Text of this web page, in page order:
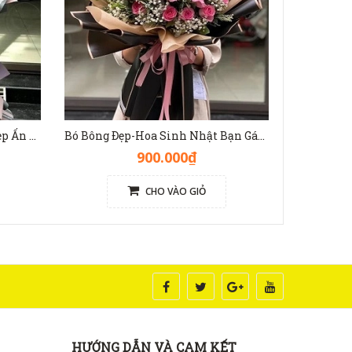
Bó Hoa Baby Tím Khổng Lồ Đẹp Ấn Tượng [Hoa Nhập Khẩu] - HB1137 Bó Bông Đẹp-Hoa Sinh Nhật Bạn Gái, Chị Gái, Em Gái - HB1136
900.000₫
CHO VÀO GIỎ
HƯỚNG DẪN VÀ CAM KẾT